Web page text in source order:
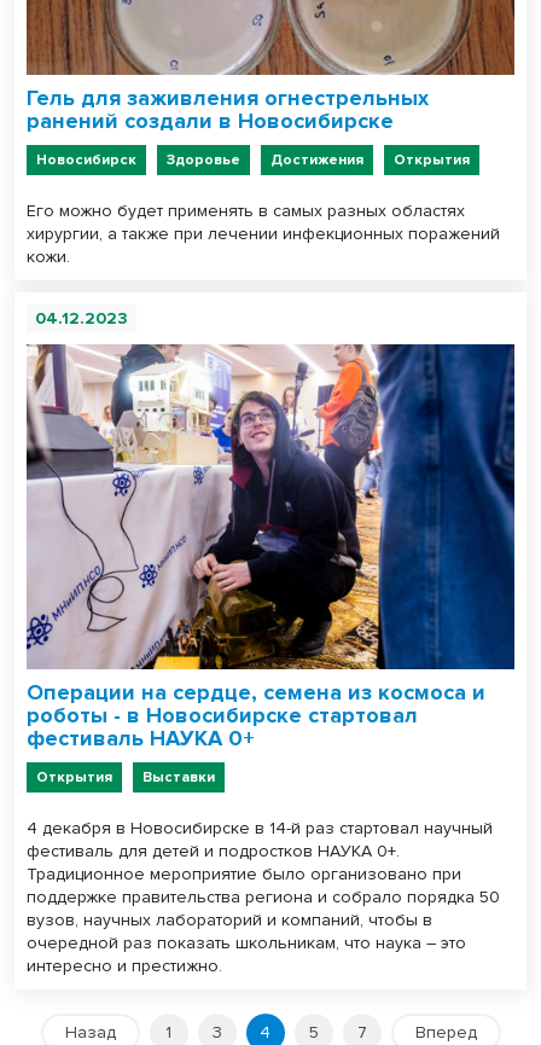
Гель для заживления огнестрельных
ранений создали в Новосибирске
Новосибирск Здоровье Достижения Открытия
Его можно будет применять в самых разных областях
хирургии, а также при лечении инфекционных поражений
кожи.
04.12.2023
Операции на сердце, семена из космоса и
роботы - в Новосибирске стартовал
фестиваль НАУКА 0+
Открытия Выставки
4 декабря в Новосибирске в 14-й раз стартовал научный
фестиваль для детей и подростков НАУКА 0+.
Традиционное мероприятие было организовано при
поддержке правительства региона и собрало порядка 50
вузов, научных лабораторий и компаний, чтобы в
очередной раз показать школьникам, что наука – это
интересно и престижно.
Назад 1 3 4 5 7 Вперед